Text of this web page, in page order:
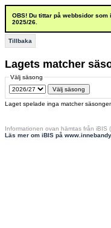
OBS! Du tittar på webbsidor
2025/26.
Tillbaka
Lagets matcher
Välj säsong
Laget spelade inga matcher
Informationen ovan hämtas från iBIS
Läs mer om iBIS på